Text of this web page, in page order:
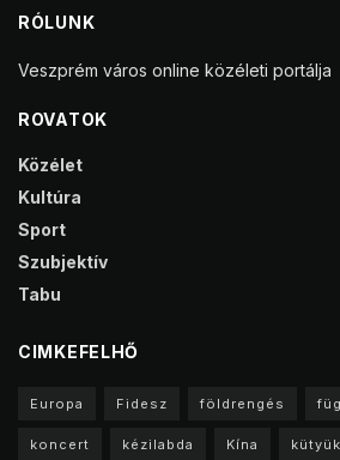
RÓLUNK
Veszprém város online közéleti portálja
ROVATOK
Közélet
Kultúra
Sport
Szubjektív
Tabu
CIMKEFELHŐ
Europa Fidesz földrengés
koncert kézilabda Kína kütyük